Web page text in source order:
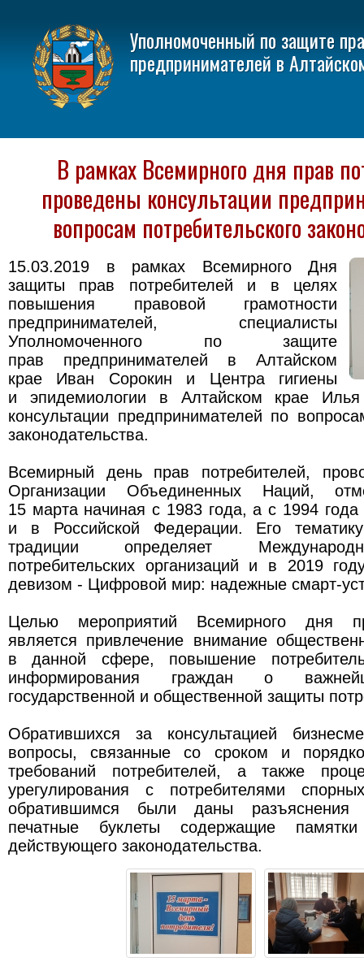
Уполномоченный по защите
предпринимателей в
В рамках Всемирного дня прав
проведены консультации
вопросам потребительского
15.03.2019 в рамках Всемирного Дня
защиты прав потребителей и в целях
повышения правовой грамотности
предпринимателей, специалисты
Уполномоченного по защите
прав предпринимателей в Алтайском
крае Иван Сорокин и Центра гигиены
и эпидемиологии в Алтайском крае
консультации предпринимателей по
законодательства.
Всемирный день прав потребителей,
Организации Объединенных Наций,
15 марта начиная с 1983 года, а с 1994 года
и в Российской Федерации. Его
традиции определяет
потребительских организаций и в 2019
девизом - Цифровой мир: надежные смарт-
Целью мероприятий Всемирного дня
является привлечение внимание
в данной сфере, повышение
информирования граждан о
государственной и общественной защиты
Обратившихся за консультацией
вопросы, связанные со сроком и
требований потребителей, а также
урегулирования с потребителями
обратившимся были даны разъяснения
печатные буклеты содержащие
действующего законодательства.